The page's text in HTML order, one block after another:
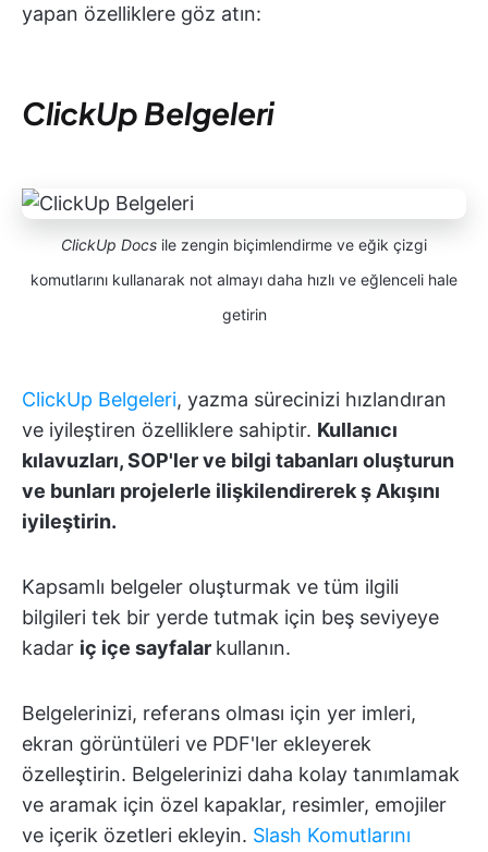
yapan özelliklere göz atın:
ClickUp Belgeleri
ClickUp Docs ile zengin biçimlendirme ve eğik çizgi
komutlarını kullanarak not almayı daha hızlı ve eğlenceli hale
getirin
ClickUp Belgeleri, yazma sürecinizi hızlandıran
ve iyileştiren özelliklere sahiptir. Kullanıcı
kılavuzları, SOP'ler ve bilgi tabanları oluşturun
ve bunları projelerle ilişkilendirerek ş Akışını
iyileştirin.
Kapsamlı belgeler oluşturmak ve tüm ilgili
bilgileri tek bir yerde tutmak için beş seviyeye
kadar iç içe sayfalar kullanın.
Belgelerinizi, referans olması için yer imleri,
ekran görüntüleri ve PDF'ler ekleyerek
özelleştirin. Belgelerinizi daha kolay tanımlamak
ve aramak için özel kapaklar, resimler, emojiler
ve içerik özetleri ekleyin. Slash Komutlarını